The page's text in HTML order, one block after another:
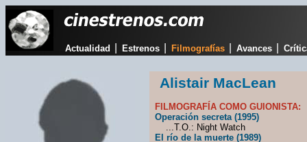
Actualidad Estrenos Filmografías Avances
Alistair MacLean
FILMOGRAFÍA COMO GUIONISTA:
Operación secreta (1995)
...T.O.: Night Watch
El río de la muerte (1989)